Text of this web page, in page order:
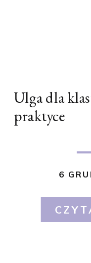
6
Ulga dla
praktyce